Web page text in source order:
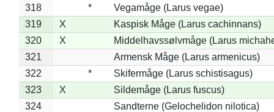
318
*
Vegamåge (Larus vegae)
319
X
Kaspisk Måge (Larus cachinnans)
320
X
Middelhavssølvmåge (Larus
321
Armensk Måge (Larus armenicus)
322
*
Skifermåge (Larus schistisagus)
323
X
Sildemåge (Larus fuscus)
324
Sandterne (Gelochelidon nilotica)